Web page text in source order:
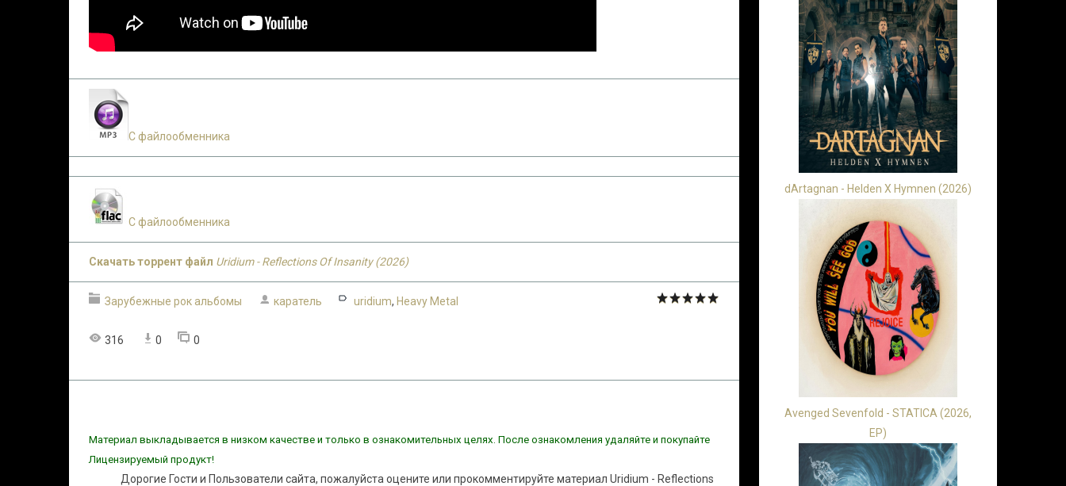
С файлообменника
С файлообменника
Скачать торрент файл Uridium - Reflections Of Insanity (2026)
Зарубежные рок альбомы каратель uridium, Heavy Metal
316 0 0
Материал выкладывается в низком качестве и только в ознакомительных целях. После ознакомления удаляйте и покупайте
Лицензируемый продукт!
Дорогие Гости и Пользователи сайта, пожалуйста оцените или прокомментируйте материал Uridium - Reflections
dArtagnan - Helden X Hymnen (2026)
Avenged Sevenfold - STATICA (2026,
EP)